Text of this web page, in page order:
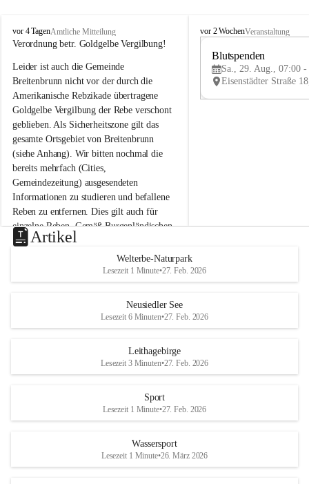
B
r
i
t
e
n
b
r
u
n
n
a
m
N
e
u
s
d
S
vor 4 TagenAmtliche Mitteilung
Verordnung betr. Goldgelbe Vergilbung!
Leider ist auch die Gemeinde
Breitenbrunn nicht vor der durch die
Amerikanische Rebzikade übertragene
Goldgelbe Vergilbung der Rebe verschont
geblieben. Als Sicherheitszone gilt das
gesamte Ortsgebiet von Breitenbrunn
(siehe Anhang). Wir bitten nochmal die
bereits mehrfach (Cities,
Gemeindezeitung) ausgesendeten
Informationen zu studieren und befallene
Reben zu entfernen. Dies gilt auch für
einzelne Reben. Gemäß Burgenländischen
Weinbaugesetz sind nicht gepflegte oder
unzulässige Weingärten zu roden! Bitte
helfen wir zusammen um unsere Winzer
vor den prognostizierten Ernteausfällen
und den daraus folgenden wirtschaftlichen
Maßnahmen zur Bekämpfung
Rebe und der Amerikanischen
Anhang VBl. EU Nr. 18
1 Seite•1,4 MB
B
e
u
e
d
r
S
vor 2 WochenVeranstaltung
Blutspenden
Sa., 29. Aug., 07:00 -
Artikel
Welterbe-Naturpark
Lesezeit 1 Minute•27. Feb. 2026
Neusiedler See
Lesezeit 6 Minuten•27. Feb. 2026
Leithagebirge
Lesezeit 3 Minuten•27. Feb. 2026
Sport
Lesezeit 1 Minute•27. Feb. 2026
Wassersport
Lesezeit 1 Minute•26. März 2026